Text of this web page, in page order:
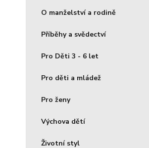
O manželství a rodině
Příběhy a svědectví
Pro Děti 3 - 6 let
Pro děti a mládež
Pro ženy
Výchova dětí
Životní styl